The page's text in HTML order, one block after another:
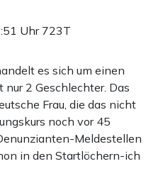
Uhr 723T
es sich um einen
2 Geschlechter. Das
Frau, die das nicht
noch vor 45
Meldestellen
in den Startlöchern-ich